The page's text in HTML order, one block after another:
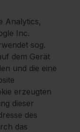
Analytics,
Inc.
sog.
dem Gerät
und die eine
erzeugten
dieser
des
das